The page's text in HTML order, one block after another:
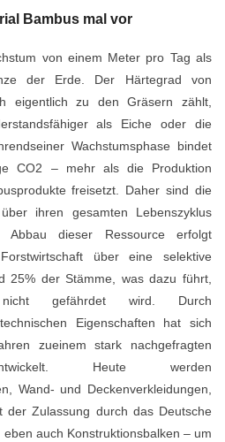
Bambus mal vor
von einem Meter pro Tag als
der Erde. Der Härtegrad von
eigentlich zu den Gräsern zählt,
als Eiche oder die
seiner Wachstumsphase bindet
CO2 – mehr als die Produktion
freisetzt. Daher sind die
ihren gesamten Lebenszyklus
Abbau dieser Ressource erfolgt
über eine selektive
25% der Stämme, was dazu führt,
gefährdet wird. Durch
Eigenschaften hat sich
zueinem stark nachgefragten
Heute werden
Wand- und Deckenverkleidungen,
der Zulassung durch das Deutsche
auch Konstruktionsbalken – um